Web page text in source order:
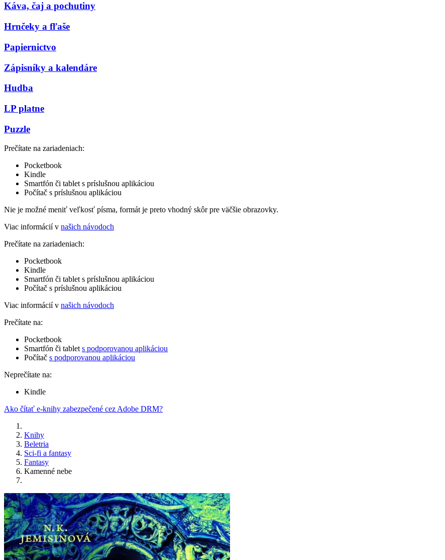
Káva, čaj a pochutiny
Hrnčeky a fľaše
Papiernictvo
Zápisníky a kalendáre
Hudba
LP platne
Puzzle
Prečítate na zariadeniach:
Pocketbook
Kindle
Smartfón či tablet s príslušnou aplikáciou
Počítač s príslušnou aplikáciou
Nie je možné meniť veľkosť písma, formát je preto vhodný skôr pre väčšie obrazovky.
Viac informácií v našich návodoch
Prečítate na zariadeniach:
Pocketbook
Kindle
Smartfón či tablet s príslušnou aplikáciou
Počítač s príslušnou aplikáciou
Viac informácií v našich návodoch
Prečítate na:
Pocketbook
Smartfón či tablet s podporovanou aplikáciou
Počítač s podporovanou aplikáciou
Neprečítate na:
Kindle
Ako čítať e-knihy zabezpečené cez Adobe DRM?
Knihy
Beletria
Sci-fi a fantasy
Fantasy
Kamenné nebe